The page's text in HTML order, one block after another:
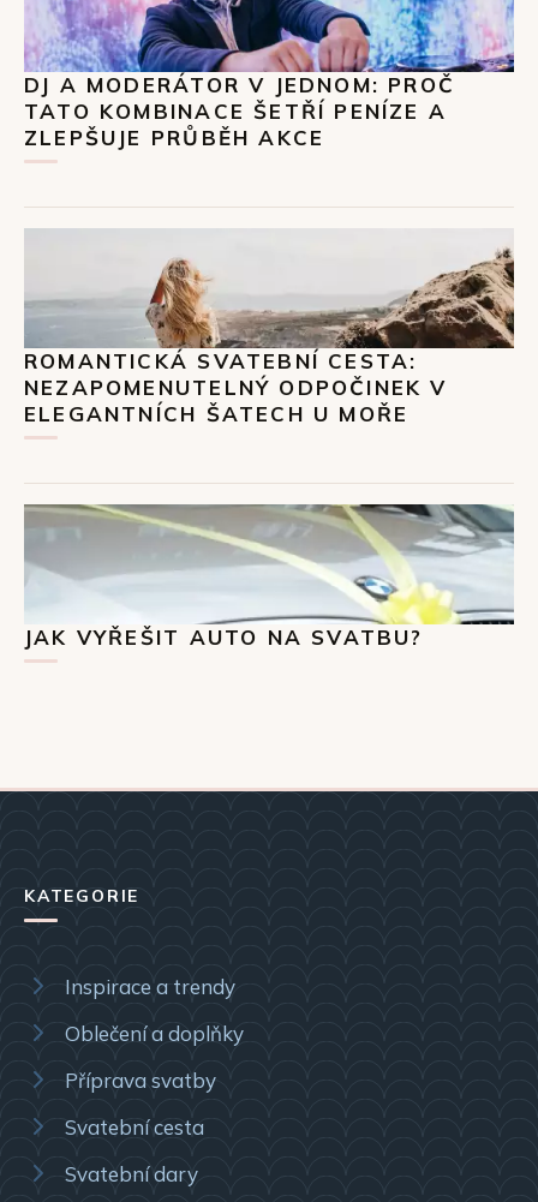
DJ A MODERÁTOR V JEDNOM: PROČ
TATO KOMBINACE ŠETŘÍ PENÍZE A
ZLEPŠUJE PRŮBĚH AKCE
ROMANTICKÁ SVATEBNÍ CESTA:
NEZAPOMENUTELNÝ ODPOČINEK V
ELEGANTNÍCH ŠATECH U MOŘE
JAK VYŘEŠIT AUTO NA SVATBU?
KATEGORIE
Inspirace a trendy
Oblečení a doplňky
Příprava svatby
Svatební cesta
Svatební dary